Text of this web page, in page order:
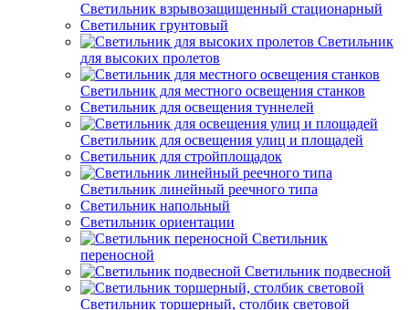
Светильник взрывозащищенный стационарный
Светильник грунтовый
Светильник
для высоких пролетов
Светильник для местного освещения станков
Светильник для освещения туннелей
Светильник для освещения улиц и площадей
Светильник для стройплощадок
Светильник линейный реечного типа
Светильник напольный
Светильник ориентации
Светильник
переносной
Светильник подвесной
Светильник торшерный, столбик световой